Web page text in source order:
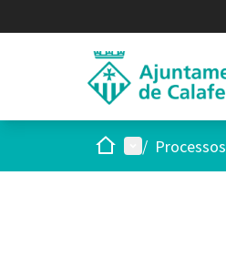
Inici Menú principal
/ Processos